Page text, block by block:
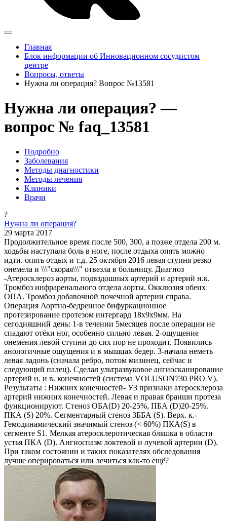
Главная
Блок информации об Инновационном сосудистом
центре
Вопросы, ответы
Нужна ли операция? Вопрос №13581
Нужна ли операция? —
вопрос № faq_13581
Подробно
Заболевания
Методы диагностики
Методы лечения
Клиники
Врачи
?
Нужна ли операция?
29 марта 2017
Продолжительное время после 500, 300, а позже отдела 200 м.
ходьбы наступала боль в ноге, после отдыха опять можно
идти. опять отдых и т.д. 25 октября 2016 левая ступня резко
онемела и \\\"скорая\\\" отвезла в больницу. Диагноз
-Атеросклероз аорты, подвздошных артерий и артерий н.к.
Тромбоз инфраренального отдела аорты. Окклюзия обеих
ОПА. Тромбоз добавочной почечной артерии справа.
Операция Аортно-бедренное бифуркационное
протезирование протезом интергард 18х9х9мм. На
сегодняшний день: 1-в течении 5месяцев после операции не
спадают отёки ног, особенно сильно левая. 2-ощущение
онемения левой ступни до сих пор не проходит. Появились
анологичные ощущения и в мышцах бедер. 3-начала неметь
левая ладонь (сначала ребро, потом мизинец, сейчас и
следующий палец). Сделал ультразвуковое ангиосканирование
артерий н. и в. конечностей (система VOLUSON730 PRO V).
Результаты : Нижних конечностей- УЗ признаки атеросклероза
артерий нижних конечностей. Левая и правая бранши протеза
функционируют. Стеноз ОБА(D) 20-25%, ПБА (D)20-25%.
ПКА (S) 20%. Сегментарный стеноз ЗББА (S). Верх. к.-
Гемодинамический значимый стеноз (< 60%) ПКА(S) в
сегменте S1. Мелкая атеросклеротическая бляшка в области
устья ПКА (D). Ангиоспазм локтевой и лучевой артерии (D).
При таком состоянии и таких показателях обследования
лучше оперироваться или лечиться как-то ещё?